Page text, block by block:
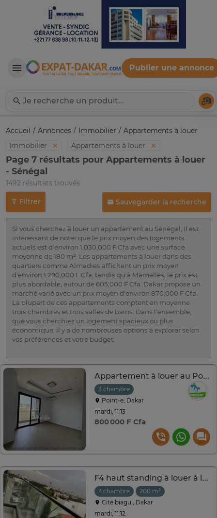
Expat-Dakar
Publier une annonce
Accueil Annonces Immobilier
Appartements à louer
Immobilier
Appartements à louer
Page 7 résultats pour Appartements à louer
- Sénégal
1492 résultats trouvés
Filtrer Sauvegarder la recherche
Si vous cherchez à louer un appartement au Sénégal, il est
intéressant de noter que le prix moyen des logements
actuels est d'environ 1,030,000 F Cfa avec une surface
moyenne de 180 m². Les appartements à louer dans des
quartiers comme Almadies affichent un prix moyen
d'environ 1,290,000 F Cfa, tandis qu'à Mamelles, le prix est
plus abordable, autour de 605,000 F Cfa. Dakar propose un
marché varié avec un prix moyen d'environ 870,000 F Cfa.
La plupart de ces appartements comptent en moyenne
trois chambres et trois salles de bains. Dans l'ensemble,
que vous cherchiez un logement spacieux ou plus
économique, il y a de nombreuses options à explorer selon
vos préférences et votre budget.
Appartement à louer au Point E
3 chambre
Point-e, Dakar
mardi, 11:13
800 000 F Cfa
F4 haut standing à louer à la cité biagui
3 chambre
200 m²
Cité biagui, Dakar
mardi, 11:12